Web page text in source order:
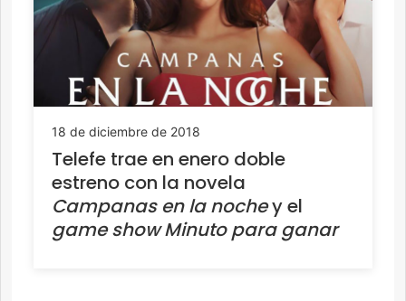
18 de diciembre de 2018
Telefe trae en enero doble
estreno con la novela
Campanas en la nochey el
game show Minuto para ganar